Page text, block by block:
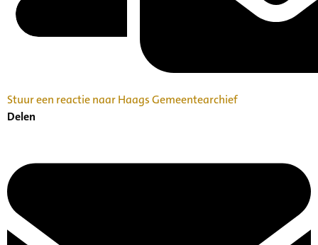
Stuur een reactie naar Haags Gemeentearchief
Delen